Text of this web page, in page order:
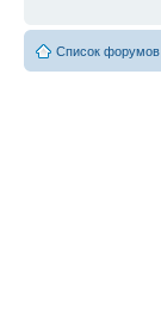
Список форумов